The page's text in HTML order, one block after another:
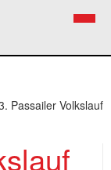
Passailer Volkslauf